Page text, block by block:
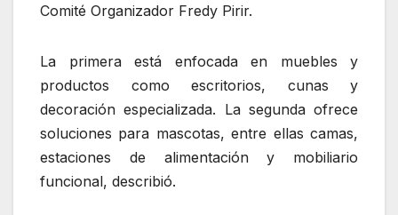
Comité Organizador Fredy Pirir.
La primera está enfocada en muebles y
productos como escritorios, cunas y
decoración especializada. La segunda ofrece
soluciones para mascotas, entre ellas camas,
estaciones de alimentación y mobiliario
funcional, describió.